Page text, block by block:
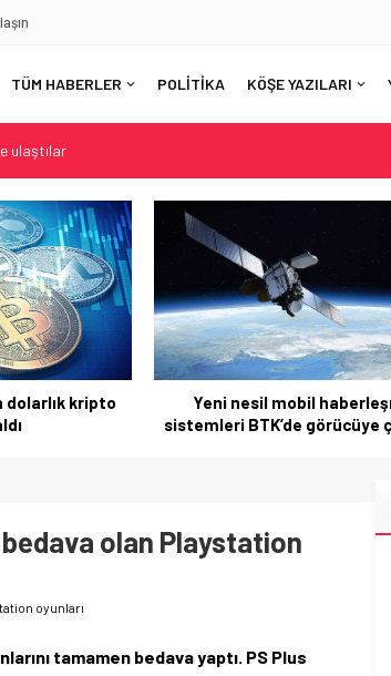
TÜM HABERLER POLİTİKA KÖŞE YAZILARI
ulaştılar
karşı hazır mı?
sahip çıkıyoruz
dolarlık kripto
Yeni nesil mobil
sistemleri BTK’de görücüye
olan Playstation
oyunları
tamamen bedava yaptı. PS Plus